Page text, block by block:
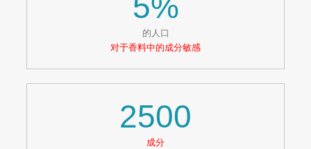
的人口
对于香料中的成分敏感
2500
成分